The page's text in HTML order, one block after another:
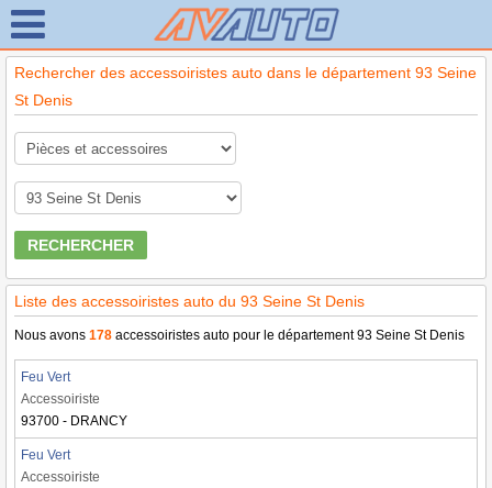
Rechercher des accessoiristes auto dans le département 93 Seine
St Denis
RECHERCHER
Liste des accessoiristes auto du 93 Seine St Denis
Nous avons 178 accessoiristes auto pour le département 93 Seine St Denis
Feu Vert
Accessoiriste
93700 - DRANCY
Feu Vert
Accessoiriste